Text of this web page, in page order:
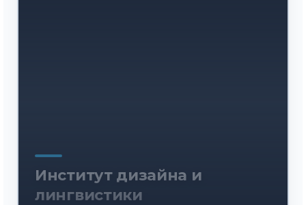
Институт дизайна и
лингвистики